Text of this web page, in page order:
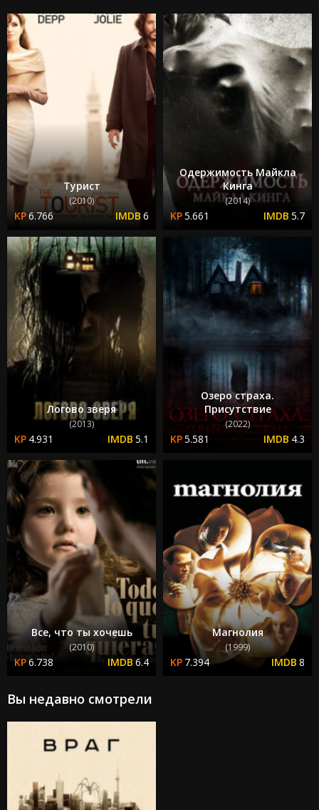
Турист
(2010)
6.766 6
Одержимость Майкла
Кинга
(2014)
5.661 5.7
Логово зверя
(2013)
4.931 5.1
Озеро страха.
Присутствие
(2022)
5.581 4.3
Все, что ты хочешь
(2010)
6.738 6.4
Магнолия
(1999)
7.394 8
Вы недавно смотрели